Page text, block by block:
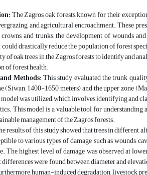
The Zagros oak forests, known for their
and agricultural encroachment. These
and trunks, the development of wounds
drastically reduce the population of forest
of oak trees in the Zagros forests to identify and
of forest health.
Methods:This study evaluated the trunk
(Siwan, 1400-1650 meters), and the upper zone
model was utilized, which involves identifying and
This model is a valuable tool for understanding
management of the Zagros forests.
results of this study showed that trees in different
to various types of damage, such as wounds,
The highest level of damage was observed at
were found between diameter and